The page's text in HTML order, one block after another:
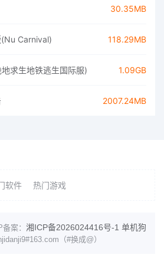
30.35MB
Carnival) 118.29MB
求生地铁逃生国际服) 1.09GB
2007.24MB
软件 热门游戏
案： 湘ICP备2026024416号-1 单机狗
（#换成@）